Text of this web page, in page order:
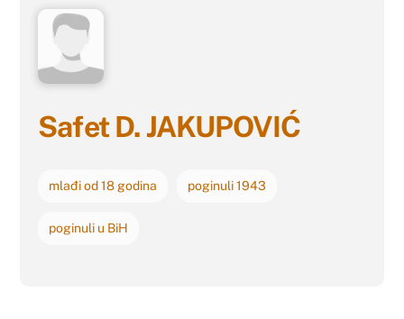
Safet D. JAKUPOVIĆ
mlađi od 18 godina poginuli 1943
poginuli u BiH